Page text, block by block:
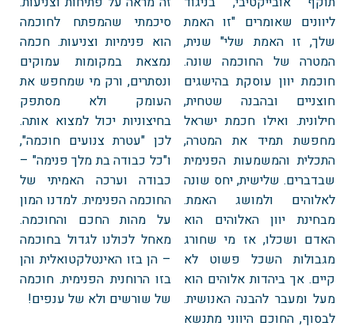
ליוונים שאומרים "זו האמת
שלך, זו האמת שלי" שנית,
המטרה של החוכמה שונה.
חוכמת יוון עוסקת בהישגים
חוצניים ובהבנה שטחית,
חילונית. ואילו חכמת ישראל
מחפשת תמיד את המטרה,
התכלית והמשמעות הפנימית
שבדברים. שלישית, יחס שונה
לאלוהים ולמושג האמת.
מבחינת יוון האלוהים הוא
האדם ושכלו, אז מי שחורג
מגבולות השכל פשוט לא
קיים. אך ביהדות אלוהים הוא
מעל ומעבר להבנה האנושית.
לבסוף, החוכם היווני מתנשא
סיכמתי שהמפתח לחוכמה
הוא פנימיות וצניעות. חכמה
נמצאת במקומות עמוקים
ונסתרים, ורק מי שמחפש את
העומק ולא מסתפק
בחיצוניות יכול למצוא אותה.
לכן "עטרת צנועים חוכמה",
ו"כל כבודה בת מלך פנימה" –
כבודה וערכה האמיתי של
החוכמה הפנימית. למדנו המון
על מהות החכם והחוכמה.
מאחל לכולנו לגדול בחוכמה
– הן בזו האינטלקטואלית והן
בזו הרוחנית הפנימית. חוכמה
של שורשים ולא של ענפים!